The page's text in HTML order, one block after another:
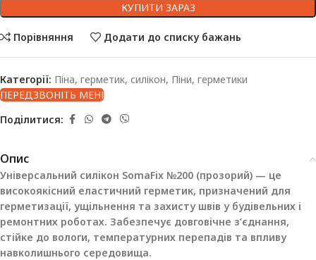
КУПИТИ ЗАРАЗ
Порівняння Додати до списку бажань
Категорії: Піна, герметик, силікон, Піни, герметики
ПЕРЕДЗВОНІТЬ МЕНІ
Поділитися:
Опис
Універсальний силікон SomaFix №200 (прозорий) — це
високоякісний еластичний герметик, призначений для
герметизації, ущільнення та захисту швів у будівельних і
ремонтних роботах. Забезпечує довговічне з’єднання,
стійке до вологи, температурних перепадів та впливу
навколишнього середовища.